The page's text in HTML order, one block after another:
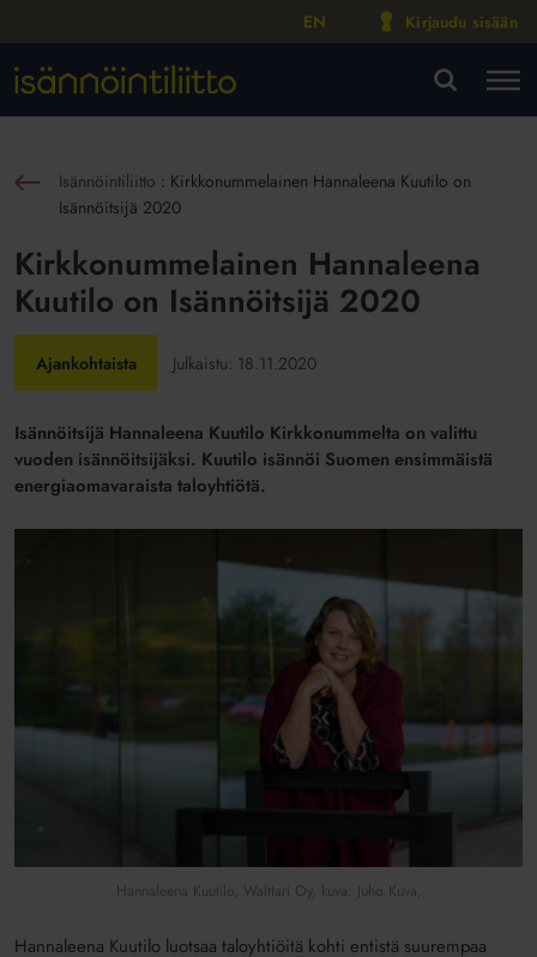
EN Kirjaudu sisään
Isännöintiliitto : Kirkkonummelainen Hannaleena Kuutilo on
Isännöitsijä 2020
Kirkkonummelainen Hannaleena
Kuutilo on Isännöitsijä 2020
Ajankohtaista Julkaistu: 18.11.2020
Isännöitsijä Hannaleena Kuutilo Kirkkonummelta on valittu
vuoden isännöitsijäksi. Kuutilo isännöi Suomen ensimmäistä
energiaomavaraista taloyhtiötä.
Hannaleena Kuutilo, Walttari Oy, kuva: Juho Kuva,
Hannaleena Kuutilo luotsaa taloyhtiöitä kohti entistä suurempaa